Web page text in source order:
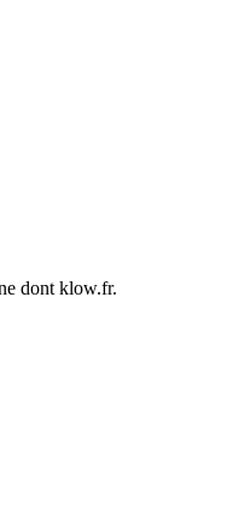
dont klow.fr.